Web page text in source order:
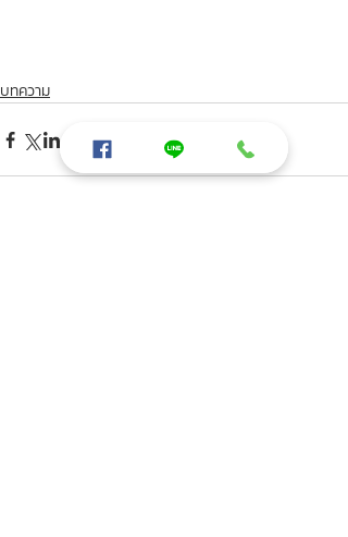
บทความ